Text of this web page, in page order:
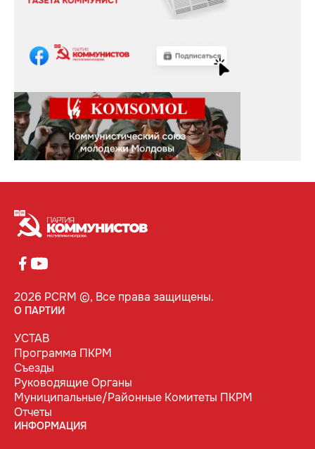
2026 PCRM ©, Все права защищены.
О ПАРТИИ
УСТАВ
Программа ПКРМ
Съезды
Руководящие Органы
Муниципальные/Районные Комитеты ПКРМ
Отчеты
ИНФОРМАЦИЯ